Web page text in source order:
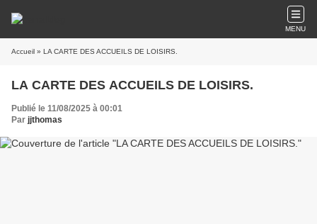
MENU
Accueil » LA CARTE DES ACCUEILS DE LOISIRS.
LA CARTE DES ACCUEILS DE LOISIRS.
Publié le 11/08/2025 à 00:01
Par jjthomas